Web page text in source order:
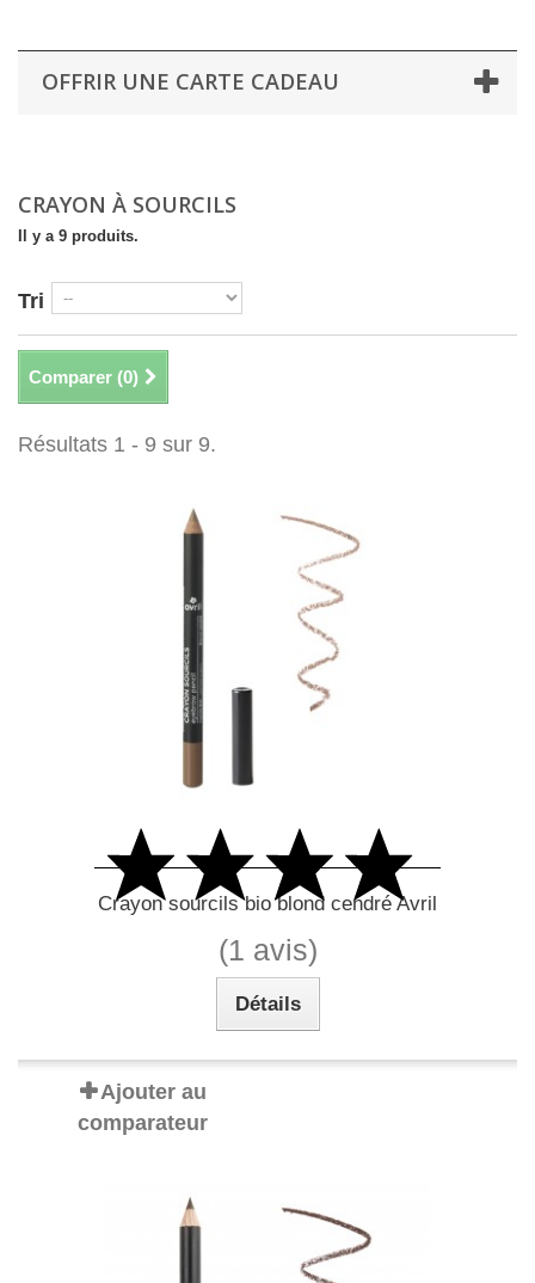
OFFRIR UNE CARTE CADEAU
CRAYON À SOURCILS
Il y a 9 produits.
Tri
Comparer (0)
Résultats 1 - 9 sur 9.
(1 avis)
Crayon sourcils bio blond cendré Avril
Détails
Ajouter au
comparateur